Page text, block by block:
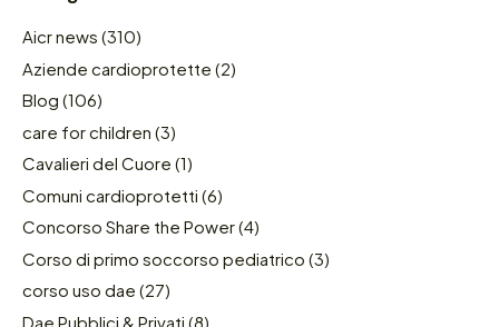
Aicr news (310)
Aziende cardioprotette (2)
Blog (106)
care for children (3)
Cavalieri del Cuore (1)
Comuni cardioprotetti (6)
Concorso Share the Power(4)
Corso di primo soccorso pediatrico (3)
corso uso dae (27)
Dae Pubblici & Privati (8)